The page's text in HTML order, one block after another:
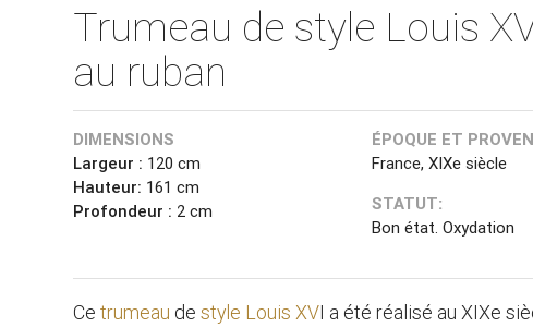
Trumeau de style Louis
au ruban
DIMENSIONS
Largeur : 120 cm
Hauteur: 161 cm
Profondeur : 2 cm
ÉPOQUE ET
France, XIXe siècle
STATUT:
Bon état. Oxydation
Cetrumeau destyle Louis XVI a été réalisé au XIXe